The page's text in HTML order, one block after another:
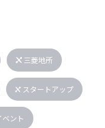
三菱地所
スタートアップ
ント